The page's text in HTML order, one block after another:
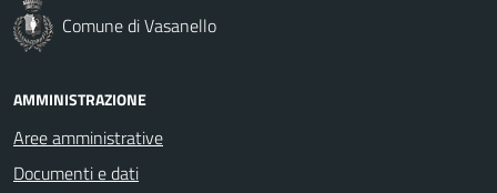
Comune di Vasanello
AMMINISTRAZIONE
Aree amministrative
Documenti e dati